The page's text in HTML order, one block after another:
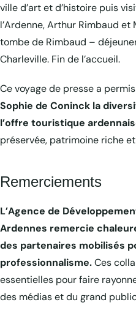
ville d’art et d’histoire puis
l’Ardenne, Arthur Rimbaud
tombe de Rimbaud –
Charleville. Fin de l’accueil.
Ce voyage de presse a
Sophie de Coninck la
l’offre touristique
préservée, patrimoine riche
Remerciements
L’Agence de
Ardennes remercie
des partenaires mobilisés
professionnalisme.Ces
essentielles pour faire
des médias et du grand